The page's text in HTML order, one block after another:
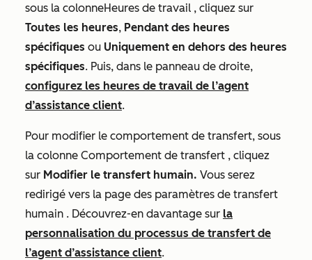
sous la colonneHeures de travail , cliquez sur
Toutes les heures, Pendant des heures
spécifiques ou Uniquement en dehors des heures
spécifiques. Puis, dans le panneau de droite,
configurez les heures de travail de l’agent
d’assistance client.
Pour modifier le comportement de transfert, sous
la colonne Comportement de transfert , cliquez
sur Modifier le transfert humain. Vous serez
redirigé vers la page des paramètres de transfert
humain . Découvrez-en davantage sur la
personnalisation du processus de transfert de
l’agent d’assistance client.